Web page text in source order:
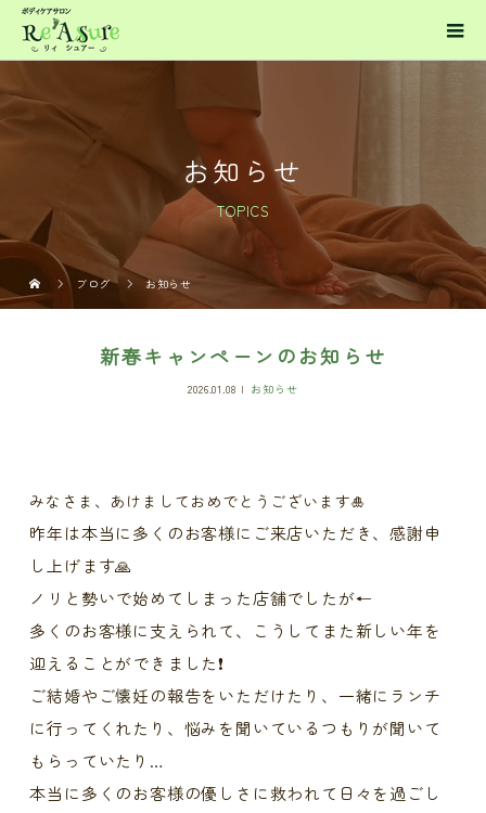
お知らせ
TOPICS
ブログ お知らせ
新春キャンペーンのお知らせ
2026.01.08 お知らせ
みなさま、あけましておめでとうございます🎍
昨年は本当に多くのお客様にご来店いただき、感謝申
し上げます🙏
ノリと勢いで始めてしまった店舗でしたが←
多くのお客様に支えられて、こうしてまた新しい年を
迎えることができました❗️
ご結婚やご懐妊の報告をいただけたり、一緒にランチ
に行ってくれたり、悩みを聞いているつもりが聞いて
もらっていたり…
本当に多くのお客様の優しさに救われて日々を過ごし